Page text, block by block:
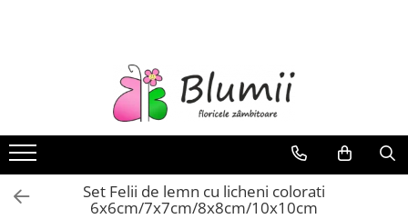
FLORI NATURALE
ARANJAMENTE
INAPOI LA SCOALA
FLORI CRIOGENATESet Felii de lemn cu licheni colorati
6x6cm/7x7cm/8x8cm/10x10cm